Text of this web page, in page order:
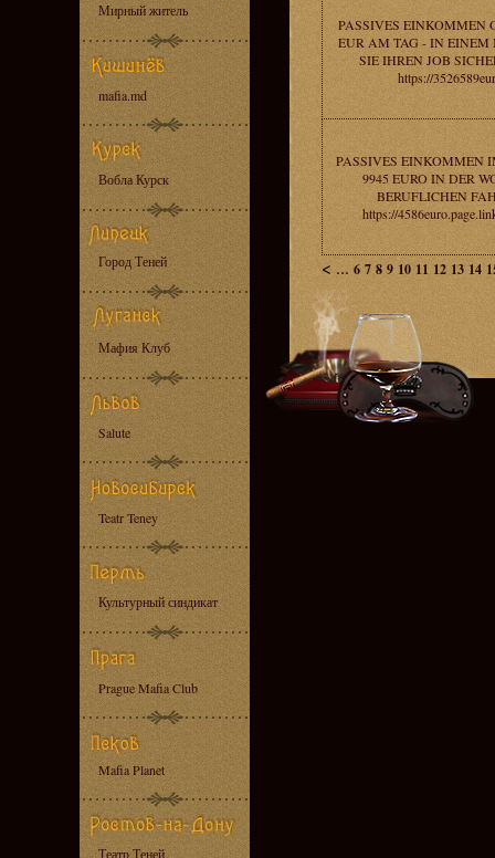
Мирный житель
mafia.md
Вобла Курск
Город Теней
Мафия Клуб
Salute
Teatr Teney
Культурный синдикат
Prague Mafia Club
Mafia Planet
Театр Теней
PASSIVES EINKOMMEN
EUR AM TAG - IN EINEM
SIE IHREN JOB
https://
PASSIVES EINKOMMEN
9945 EURO IN DER
BERUFLICHEN
https://
< ...6 7 8 9 10 11 12 13 14